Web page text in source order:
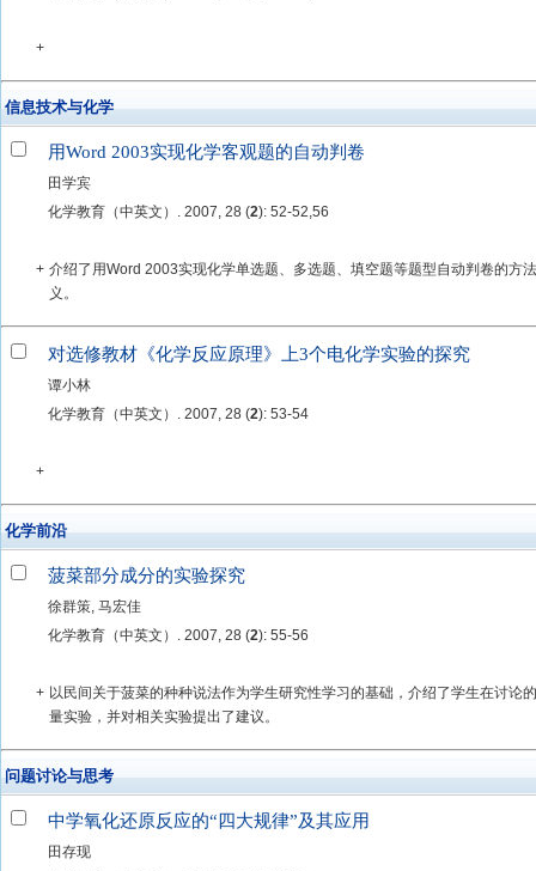
+
信息技术与化学
用Word 2003实现化学客观题的自动判卷
田学宾
化学教育（中英文）. 2007, 28 (2): 52-52,56
+ 介绍了用Word 2003实现化学单选题、多选题、填空题等题型自动判卷的方
义。
对选修教材《化学反应原理》上3个电化学实验的探究
谭小林
化学教育（中英文）. 2007, 28 (2): 53-54
+
化学前沿
菠菜部分成分的实验探究
徐群策, 马宏佳
化学教育（中英文）. 2007, 28 (2): 55-56
+ 以民间关于菠菜的种种说法作为学生研究性学习的基础，介绍了学生在讨论
量实验，并对相关实验提出了建议。
问题讨论与思考
中学氧化还原反应的“四大规律”及其应用
田存现